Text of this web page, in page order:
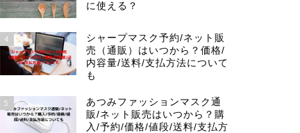
に使える？
4
シャープマスク予約/ネット販
売（通販）はいつから？価格/
内容量/送料/支払方法について
も
5
あつみファッションマスク通
販/ネット販売はいつから？購
入/予約/価格/値段/送料/支払方